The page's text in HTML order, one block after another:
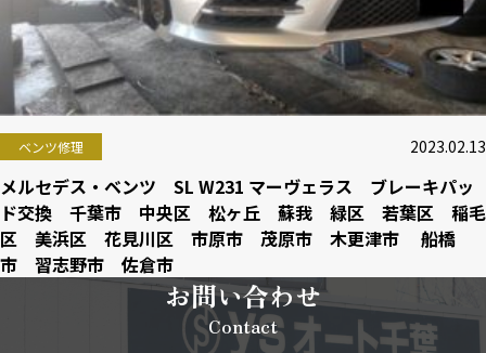
ベンツ修理 2023.02.13
メルセデス・ベンツ SL W231 マーヴェラス ブレーキパッ
ド交換 千葉市 中央区 松ヶ丘 蘇我 緑区 若葉区 稲毛
区 美浜区 花見川区 市原市 茂原市 木更津市 船橋
市 習志野市 佐倉市
お問い合わせ
Contact